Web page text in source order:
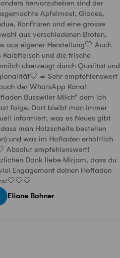
hervorzuheben sind der
Apfelmost, Glaces,
Konfitüren und eine grosse
aus verschiedenen Broten,
aus eigener Herstellung🤍 Auch
Kalbfleisch und die frische
überzeugt durch Qualität und
➡️ Sehr empfehlenswert
der WhatsApp Kanal
Busswiler Milch" dem ich
folge. Dort bleibt man immer
informiert, was es Neues gibt
dass man Holzscheite bestellen
und was im Hofladen erhältlich
Absolut empfehlenswert!
Dank liebe Mirjam, dass du
Engagement deinen Hofladen
Eliane Bohner